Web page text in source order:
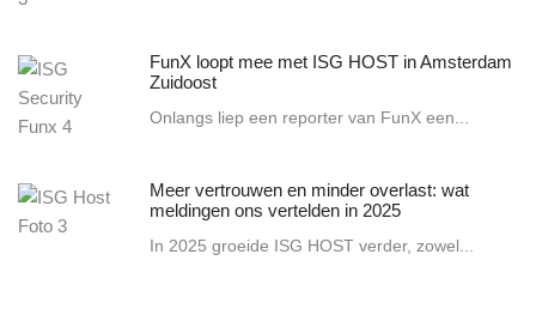
FunX loopt mee met ISG HOST in Amsterdam
Zuidoost
Onlangs liep een reporter van FunX een...
Meer vertrouwen en minder overlast: wat
meldingen ons vertelden in 2025
In 2025 groeide ISG HOST verder, zowel...